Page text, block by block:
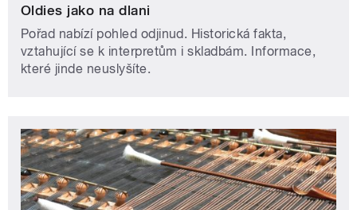
Oldies jako na dlani
Pořad nabízí pohled odjinud. Historická fakta,
vztahující se k interpretům i skladbám. Informace,
které jinde neuslyšíte.